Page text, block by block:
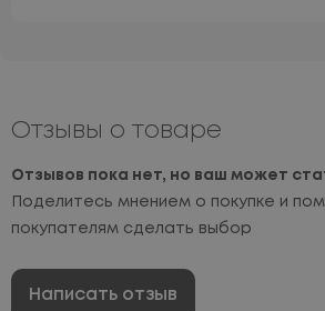
Отзывы о товаре
Отзывов пока нет, но ваш может
Поделитесь мнением о покупке и
покупателям сделать выбор
Написать отзыв